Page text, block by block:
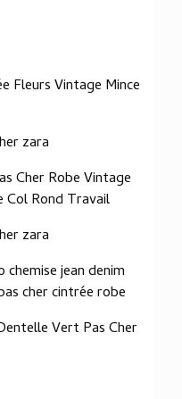
Fleurs Vintage Mince
zara
Cher Robe Vintage
Col Rond Travail
zara
jean denim
cher cintrée robe
Vert Pas Cher